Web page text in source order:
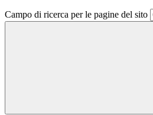
Campo di ricerca per le pagine del sito